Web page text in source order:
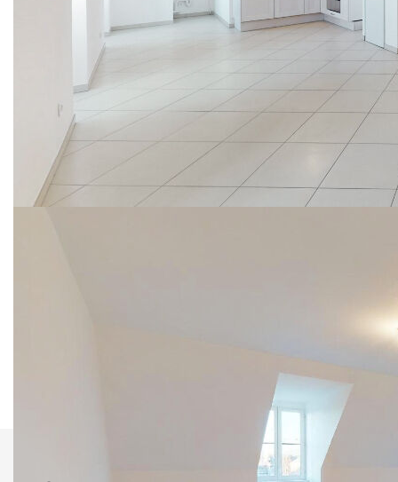
Dans une résidence sécurisée avec ascenseur ce beau 2
pièces de 52.73 m² très lumineux comprenant :
Une entrée sur un vaste séjour, une cuisine aménagée
et équipée ouverte, une salle d'eau et une chambre avec
placard aménageable en dressing . Balcon.
Un box
Nous contacter
Imprimer